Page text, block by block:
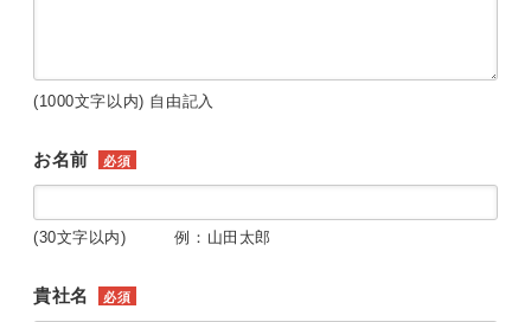
(1000文字以内) 自由記入
お名前 必須
(30文字以内) 例：山田太郎
貴社名 必須